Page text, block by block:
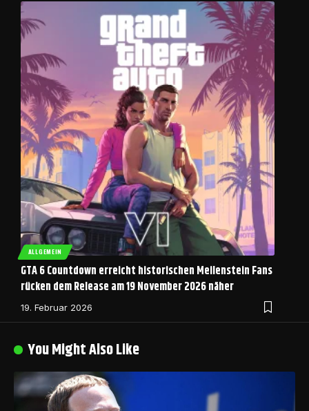
ALLGEMEIN
GTA 6 Countdown erreicht historischen Meilenstein Fans
rücken dem Release am 19 November 2026 näher
19. Februar 2026
You Might Also Like